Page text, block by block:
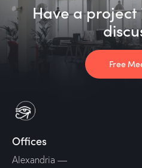
Have a project
Free
Offices
Alexandria —